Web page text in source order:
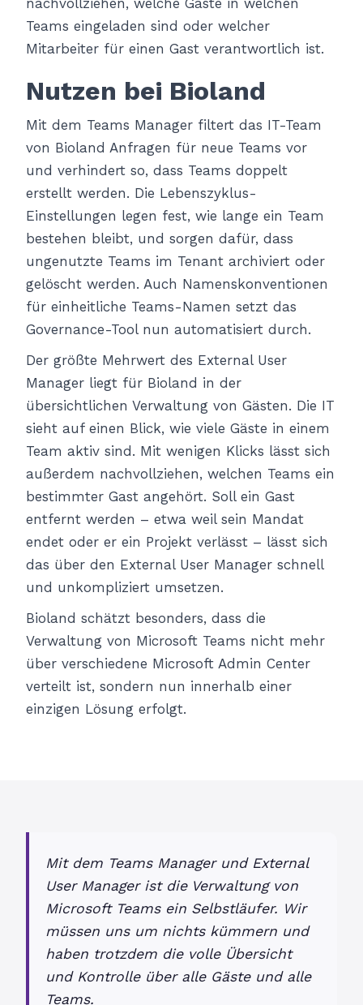
Teams eingeladen sind oder welcher
Mitarbeiter für einen Gast verantwortlich ist.
Nutzen bei Bioland
Mit dem Teams Manager filtert das IT-Team
von Bioland Anfragen für neue Teams vor
und verhindert so, dass Teams doppelt
erstellt werden. Die Lebenszyklus-
Einstellungen legen fest, wie lange ein Team
bestehen bleibt, und sorgen dafür, dass
ungenutzte Teams im Tenant archiviert oder
gelöscht werden. Auch Namenskonventionen
für einheitliche Teams-Namen setzt das
Governance-Tool nun automatisiert durch.
Der größte Mehrwert des External User
Manager liegt für Bioland in der
übersichtlichen Verwaltung von Gästen. Die IT
sieht auf einen Blick, wie viele Gäste in einem
Team aktiv sind. Mit wenigen Klicks lässt sich
außerdem nachvollziehen, welchen Teams ein
bestimmter Gast angehört. Soll ein Gast
entfernt werden – etwa weil sein Mandat
endet oder er ein Projekt verlässt – lässt sich
das über den External User Manager schnell
und unkompliziert umsetzen.
Bioland schätzt besonders, dass die
Verwaltung von Microsoft Teams nicht mehr
über verschiedene Microsoft Admin Center
verteilt ist, sondern nun innerhalb einer
einzigen Lösung erfolgt.
Mit dem Teams Manager und External
User Manager ist die Verwaltung von
Microsoft Teams ein Selbstläufer. Wir
müssen uns um nichts kümmern und
haben trotzdem die volle Übersicht
und Kontrolle über alle Gäste und alle
Teams.